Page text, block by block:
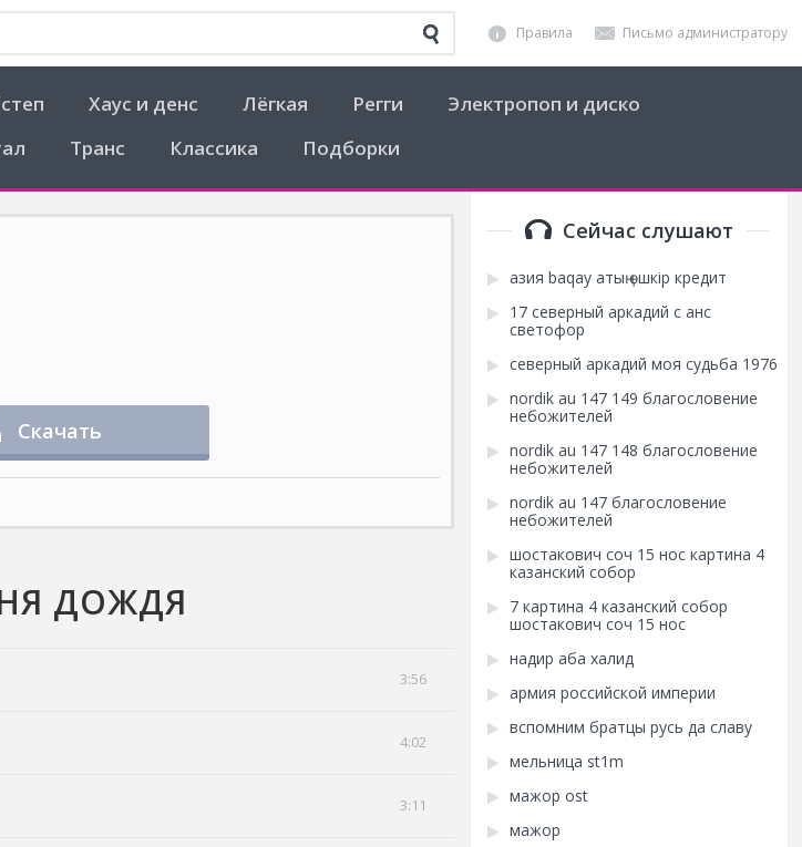
Правила Письмо администратору
Хаус и денс Лёгкая Регги
Электропоп и диско
Транс Классика Подборки
Скачать
ДОЖДЯ
3:56
4:02
3:11
Сейчас слушают
азия baqay атың өшкір кредит
17 северный аркадий с анс
светофор
северный аркадий моя судьба 1976
nordik au 147 149 благословение
небожителей
nordik au 147 148 благословение
небожителей
nordik au 147 благословение
небожителей
шостакович соч 15 нос картина 4
казанский собор
7 картина 4 казанский собор
шостакович соч 15 нос
надир аба халид
армия российской империи
вспомним братцы русь да славу
мельница st1m
мажор ost
мажор